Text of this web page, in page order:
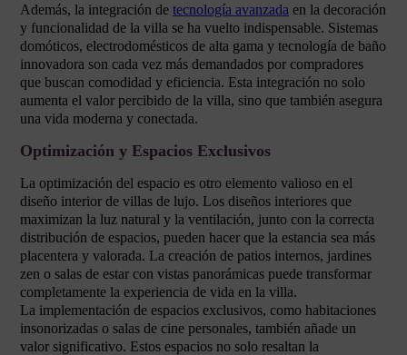
Además, la integración de tecnología avanzada en la decoración
y funcionalidad de la villa se ha vuelto indispensable. Sistemas
domóticos, electrodomésticos de alta gama y tecnología de baño
innovadora son cada vez más demandados por compradores
que buscan comodidad y eficiencia. Esta integración no solo
aumenta el valor percibido de la villa, sino que también asegura
una vida moderna y conectada.
Optimización y Espacios Exclusivos
La optimización del espacio es otro elemento valioso en el
diseño interior de villas de lujo. Los diseños interiores que
maximizan la luz natural y la ventilación, junto con la correcta
distribución de espacios, pueden hacer que la estancia sea más
placentera y valorada. La creación de patios internos, jardines
zen o salas de estar con vistas panorámicas puede transformar
completamente la experiencia de vida en la villa.
La implementación de espacios exclusivos, como habitaciones
insonorizadas o salas de cine personales, también añade un
valor significativo. Estos espacios no solo resaltan la